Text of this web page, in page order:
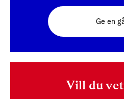
Ge en
Vill du